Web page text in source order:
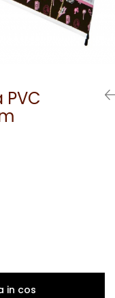
in cos